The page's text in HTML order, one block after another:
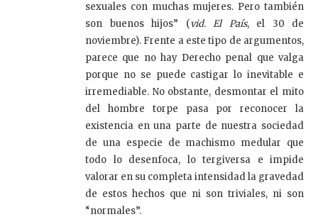
sexuales con muchas mujeres. Pero también
son buenos hijos” (vid. El País, el 30 de
noviembre). Frente a este tipo de argumentos,
parece que no hay Derecho penal que valga
porque no se puede castigar lo inevitable e
irremediable. No obstante, desmontar el mito
del hombre torpe pasa por reconocer la
existencia en una parte de nuestra sociedad
de una especie de machismo medular que
todo lo desenfoca, lo tergiversa e impide
valorar en su completa intensidad la gravedad
de estos hechos que ni son triviales, ni son
“normales”.